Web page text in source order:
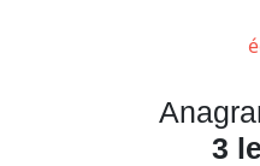
3